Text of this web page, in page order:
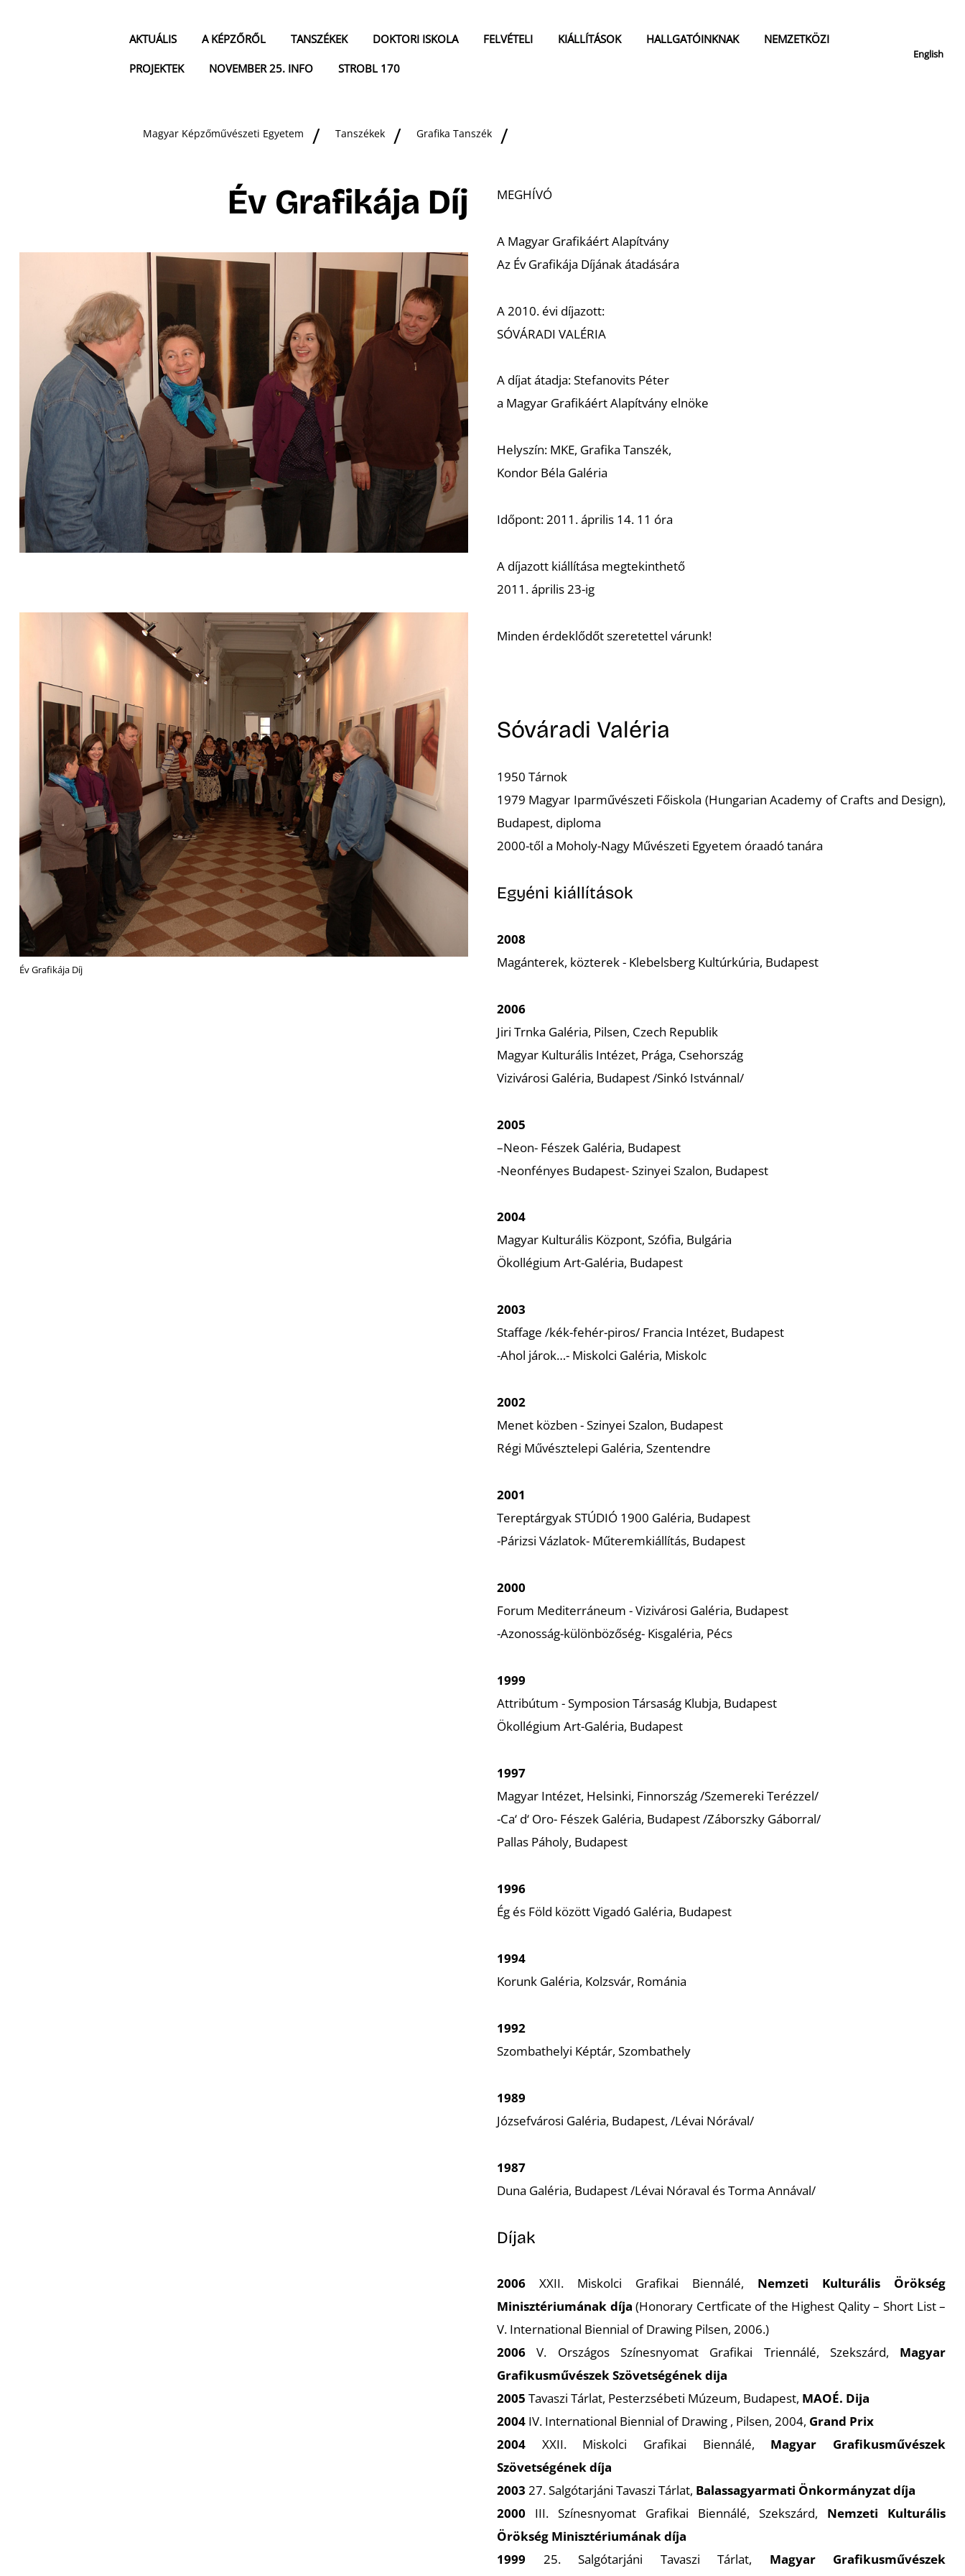
AKTUÁLIS A KÉPZŐRŐL TANSZÉKEK DOKTORI ISKOLA FELVÉTELI KIÁLLÍTÁSOK HALLGATÓINKNAK
NEMZETKÖZI
PROJEKTEK
NOVEMBER 25. INFO STROBL 170
English
Magyar Képzőművészeti Egyetem Tanszékek Grafika Tanszék
Év Grafikája Díj
Év Grafikája Díj
MEGHÍVÓ
A Magyar Grafikáért Alapítvány
Az Év Grafikája Díjának átadására
A 2010. évi díjazott:
SÓVÁRADI VALÉRIA
A díjat átadja: Stefanovits Péter
a Magyar Grafikáért Alapítvány elnöke
Helyszín: MKE, Grafika Tanszék,
Kondor Béla Galéria
Időpont: 2011. április 14. 11 óra
A díjazott kiállítása megtekinthető
2011. április 23-ig
Minden érdeklődőt szeretettel várunk!
Sóváradi Valéria
1950 Tárnok
1979 Magyar Iparművészeti Főiskola (Hungarian Academy of Crafts and Design),
Budapest, diploma
2000-től a Moholy-Nagy Művészeti Egyetem óraadó tanára
Egyéni kiállítások
2008
Magánterek, közterek - Klebelsberg Kultúrkúria, Budapest
2006
Jiri Trnka Galéria, Pilsen, Czech Republik
Magyar Kulturális Intézet, Prága, Csehország
Vizivárosi Galéria, Budapest /Sinkó Istvánnal/
2005
–Neon- Fészek Galéria, Budapest
-Neonfényes Budapest- Szinyei Szalon, Budapest
2004
Magyar Kulturális Központ, Szófia, Bulgária
Ökollégium Art-Galéria, Budapest
2003
Staffage /kék-fehér-piros/ Francia Intézet, Budapest
-Ahol járok…- Miskolci Galéria, Miskolc
2002
Menet közben - Szinyei Szalon, Budapest
Régi Művésztelepi Galéria, Szentendre
2001
Tereptárgyak STÚDIÓ 1900 Galéria, Budapest
-Párizsi Vázlatok- Műteremkiállítás, Budapest
2000
Forum Mediterráneum - Vizivárosi Galéria, Budapest
-Azonosság-különbözőség- Kisgaléria, Pécs
1999
Attribútum - Symposion Társaság Klubja, Budapest
Ökollégium Art-Galéria, Budapest
1997
Magyar Intézet, Helsinki, Finnország /Szemereki Terézzel/
-Ca‘ d‘ Oro- Fészek Galéria, Budapest /Záborszky Gáborral/
Pallas Páholy, Budapest
1996
Ég és Föld között Vigadó Galéria, Budapest
1994
Korunk Galéria, Kolzsvár, Románia
1992
Szombathelyi Képtár, Szombathely
1989
Józsefvárosi Galéria, Budapest, /Lévai Nórával/
1987
Duna Galéria, Budapest /Lévai Nóraval és Torma Annával/
Díjak
2006 XXII. Miskolci Grafikai Biennálé, Nemzeti Kulturális Örökség
Minisztériumának díja (Honorary Certficate of the Highest Qality – Short List –
V. International Biennial of Drawing Pilsen, 2006.)
2006 V. Országos Színesnyomat Grafikai Triennálé, Szekszárd, Magyar
Grafikusművészek Szövetségének dija
2005 Tavaszi Tárlat, Pesterzsébeti Múzeum, Budapest, MAOÉ. Dija
2004 IV. International Biennial of Drawing , Pilsen, 2004, Grand Prix
2004 XXII. Miskolci Grafikai Biennálé, Magyar Grafikusművészek
Szövetségének díja
2003 27. Salgótarjáni Tavaszi Tárlat, Balassagyarmati Önkormányzat díja
2000 III. Színesnyomat Grafikai Biennálé, Szekszárd, Nemzeti Kulturális
Örökség Minisztériumának díja
1999 25. Salgótarjáni Tavaszi Tárlat, Magyar Grafikusművészek